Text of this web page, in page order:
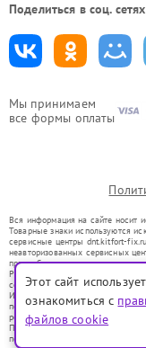
Мы принимаем
все формы оплаты
Поделиться в соц.
Вся информация на сайте носит
Товарные знаки используются
сервисные центры dnt.kitfort-
неавторизованных сервисных
правообладателями товарных
Ремонт осуществляется для
со статьей 1487 ГК РФ.
Использование товарных знаков
потребителей в заблуждение, а
ремонту техники указанных
Представленная на сайте
положениями Статьи 437(2)
Этот сайт
ознакомиться с
файлов cookie